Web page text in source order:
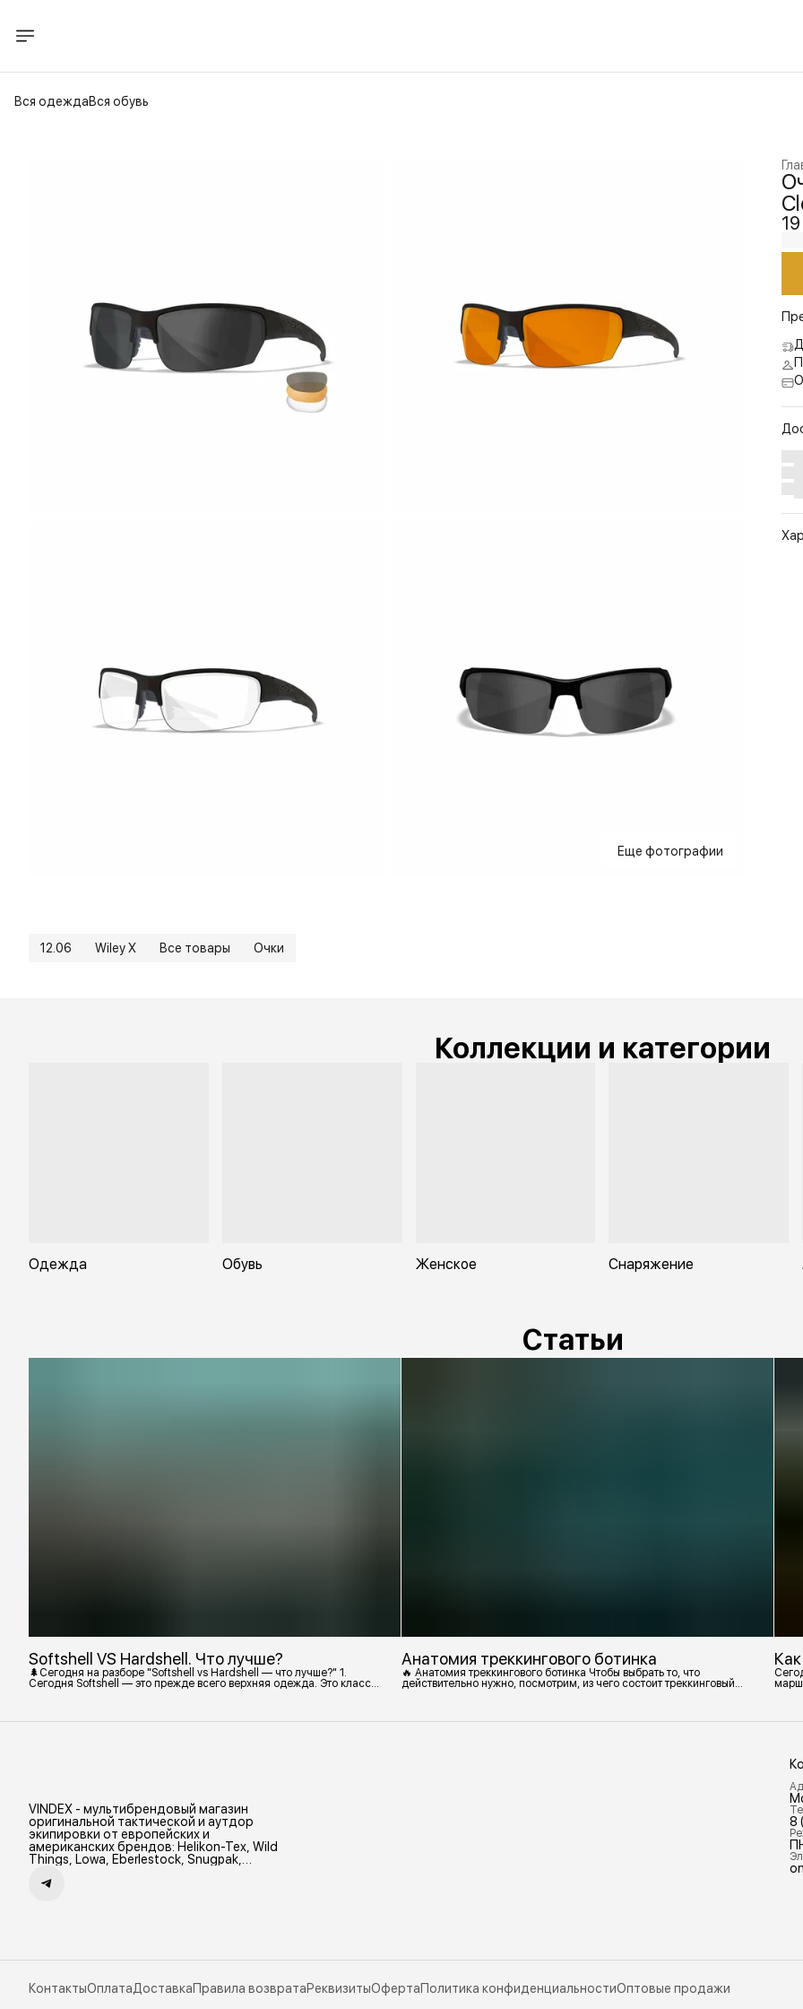
Вся одеждаВся обувь
Еще фотографии
12.06 Wiley X Все товары Очки
Коллекции и категории
Одежда Обувь Женское Снаряжение
Статьи
Softshell VS Hardshell. Что лучше?
🌲Сегодня на разборе "Softshell vs Hardshell — что лучше?" 1.
Сегодня Softshell — это прежде всего верхняя одежда. Это класс
Анатомия треккингового ботинка
🔥 Анатомия треккингового ботинка Чтобы выбрать то, что
действительно нужно, посмотрим, из чего состоит треккинговый
VINDEX - мультибрендовый магазин
оригинальной тактической и аутдор
экипировки от европейских и
американских брендов: Helikon-Tex, Wild
Things, Lowa, Eberlestock, Snugpak,
8
КонтактыОплатаДоставкаПравила возвратаРеквизитыОфертаПолитика конфиденциальностиОптовые продажи